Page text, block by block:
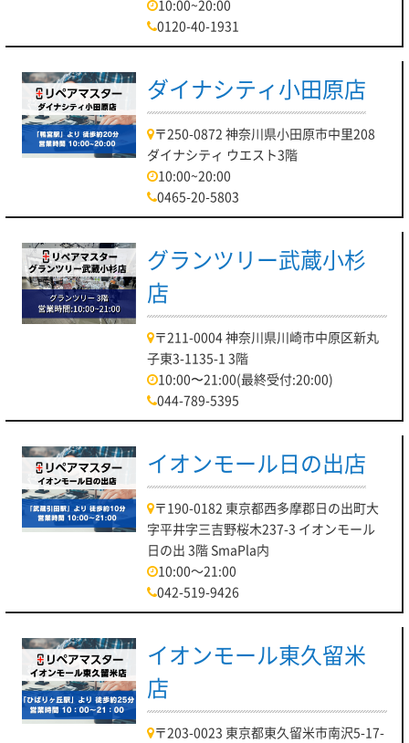
10:00~20:00
0120-40-1931
ダイナシティ小田原店
〒250-0872 神奈川県小田原市中里208
ダイナシティ ウエスト3階
10:00~20:00
0465-20-5803
グランツリー武蔵小杉
店
〒211-0004 神奈川県川崎市中原区新丸
子東3-1135-1 3階
10:00〜21:00(最終受付:20:00)
044-789-5395
イオンモール日の出店
〒190-0182 東京都西多摩郡日の出町大
字平井字三吉野桜木237-3 イオンモール
日の出 3階 SmaPla内
10:00～21:00
042-519-9426
イオンモール東久留米
店
〒203-0023 東京都東久留米市南沢5-17-